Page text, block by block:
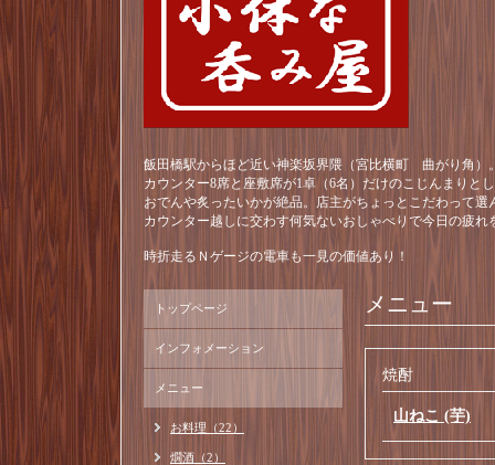
飯田橋駅からほど近い神楽坂界隈（宮比横町 曲がり角）
カウンター8席と座敷席が1卓（6名）だけのこじんまりと
おでんや炙ったいかが絶品。店主がちょっとこだわって
カウンター越しに交わす何気ないおしゃべりで今日の疲れ
時折走るＮゲージの電車も一見の価値あり！
メニュー
焼酎
山ねこ (芋)
トップページ
インフォメーション
メニュー
お料理（22）
燗酒（2）